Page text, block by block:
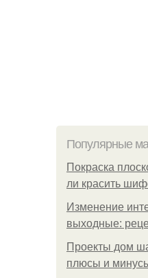
Популярные
Покраска
ли красить
Изменение
выходные:
Проекты дом
плюсы и